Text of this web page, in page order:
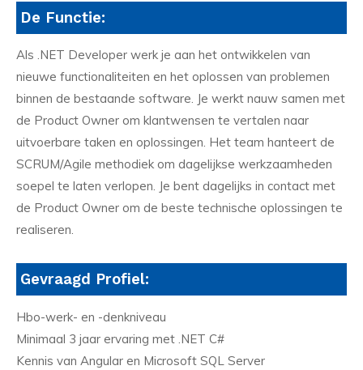
De Functie:
Als .NET Developer werk je aan het ontwikkelen van
nieuwe functionaliteiten en het oplossen van problemen
binnen de bestaande software. Je werkt nauw samen met
de Product Owner om klantwensen te vertalen naar
uitvoerbare taken en oplossingen. Het team hanteert de
SCRUM/Agile methodiek om dagelijkse werkzaamheden
soepel te laten verlopen. Je bent dagelijks in contact met
de Product Owner om de beste technische oplossingen te
realiseren.
Gevraagd Profiel:
Hbo-werk- en -denkniveau
Minimaal 3 jaar ervaring met .NET C#
Kennis van Angular en Microsoft SQL Server